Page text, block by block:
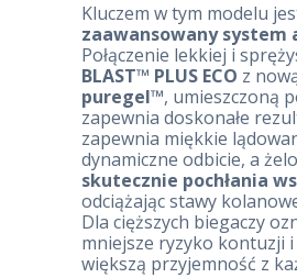
Kluczem w tym modelu
zaawansowany system
Połączenie lekkiej i
BLAST™ PLUS ECO z
puregel™, umieszczoną
zapewnia doskonałe
zapewnia miękkie
dynamiczne odbicie, a
skutecznie pochłania
odciążając stawy
Dla cięższych biegaczy
mniejsze ryzyko kontuzji i
większą przyjemność z